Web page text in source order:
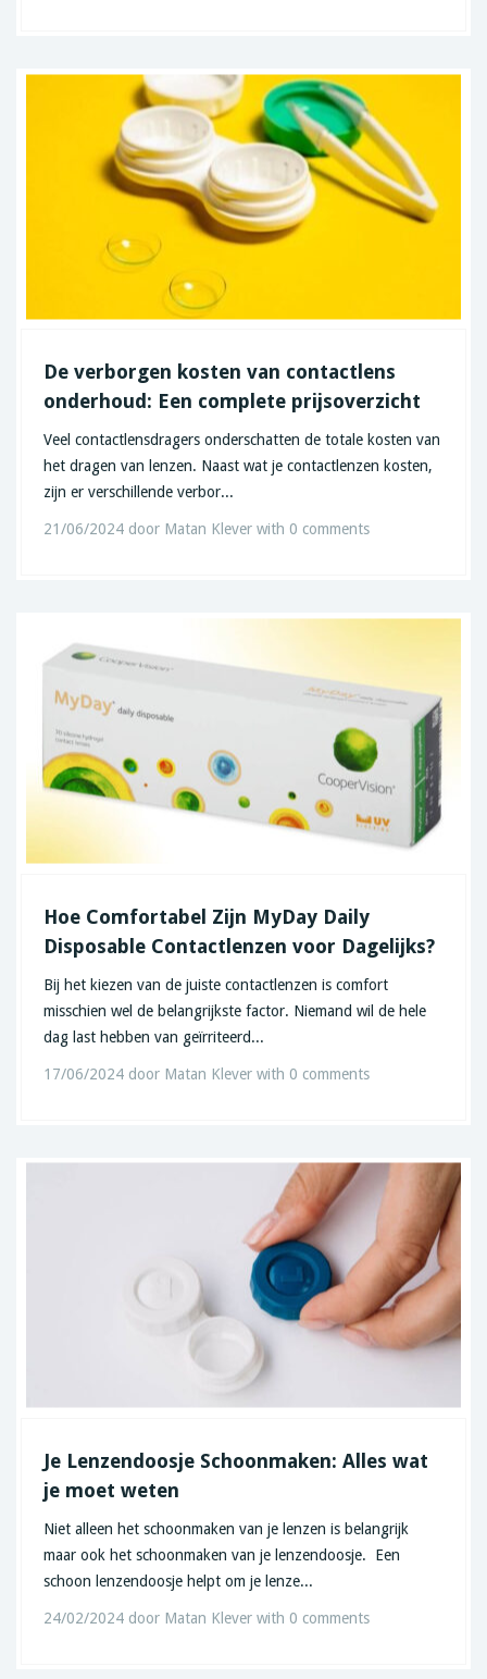
De verborgen kosten van contactlens
onderhoud: Een complete prijsoverzicht
Veel contactlensdragers onderschatten de totale kosten van
het dragen van lenzen. Naast wat je contactlenzen kosten,
zijn er verschillende verbor...
21/06/2024 door Matan Klever with 0 comments
Hoe Comfortabel Zijn MyDay Daily
Disposable Contactlenzen voor Dagelijks?
Bij het kiezen van de juiste contactlenzen is comfort
misschien wel de belangrijkste factor. Niemand wil de hele
dag last hebben van geïrriteerd...
17/06/2024 door Matan Klever with 0 comments
Je Lenzendoosje Schoonmaken: Alles wat
je moet weten
Niet alleen het schoonmaken van je lenzen is belangrijk
maar ook het schoonmaken van je lenzendoosje. Een
schoon lenzendoosje helpt om je lenze...
24/02/2024 door Matan Klever with 0 comments